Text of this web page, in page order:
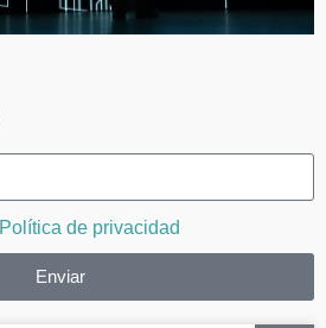
Política de privacidad
Enviar